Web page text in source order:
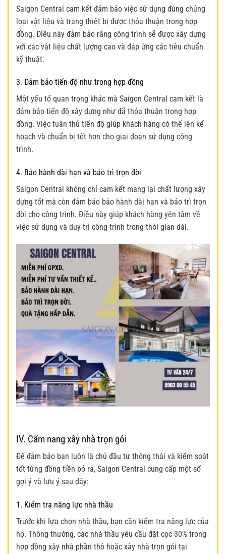
Saigon Central cam kết đảm bảo việc sử dụng đúng chủng
loại vật liệu và trang thiết bị được thỏa thuận trong hợp
đồng. Điều này đảm bảo rằng công trình sẽ được xây dựng
với các vật liệu chất lượng cao và đáp ứng các tiêu chuẩn
kỹ thuật.
3. Đảm bảo tiến độ như trong hợp đồng
Một yếu tố quan trọng khác mà Saigon Central cam kết là
đảm bảo tiến độ xây dựng như đã thỏa thuận trong hợp
đồng. Việc tuân thủ tiến độ giúp khách hàng có thể lên kế
hoạch và chuẩn bị tốt hơn cho giai đoạn sử dụng công
trình.
4. Bảo hành dài hạn và bảo trì trọn đời
Saigon Central không chỉ cam kết mang lại chất lượng xây
dựng tốt mà còn đảm bảo bảo hành dài hạn và bảo trì trọn
đời cho công trình. Điều này giúp khách hàng yên tâm về
việc sử dụng và duy trì công trình trong thời gian dài.
IV. Cẩm nang xây nhà trọn gói
Để đảm bảo bạn luôn là chủ đầu tư thông thái và kiểm soát
tốt từng đồng tiền bỏ ra, Saigon Central cung cấp một số
gợi ý và lưu ý sau đây:
1. Kiểm tra năng lực nhà thầu
Trước khi lựa chọn nhà thầu, bạn cần kiểm tra năng lực của
họ. Thông thường, các nhà thầu yêu cầu đặt cọc 30% trong
hợp đồng xây nhà phần thô hoặc xây nhà trọn gói tại